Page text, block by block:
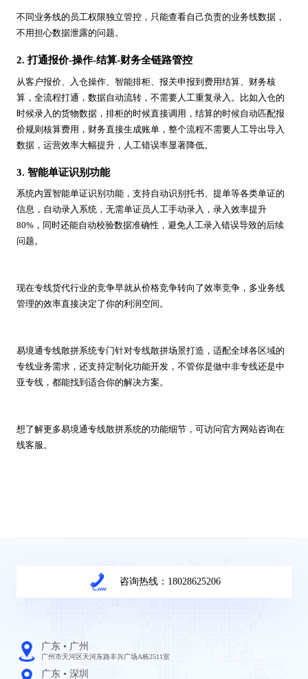
不同业务线的员工权限独立管控，只能查看自己负责的业务线数据，
不用担心数据泄露的问题。
2. 打通报价-操作-结算-财务全链路管控
从客户报价、入仓操作、智能排柜、报关申报到费用结算、财务核
算，全流程打通，数据自动流转，不需要人工重复录入。比如入仓的
时候录入的货物数据，排柜的时候直接调用，结算的时候自动匹配报
价规则核算费用，财务直接生成账单，整个流程不需要人工导出导入
数据，运营效率大幅提升，人工错误率显著降低。
3. 智能单证识别功能
系统内置智能单证识别功能，支持自动识别托书、提单等各类单证的
信息，自动录入系统，无需单证员人工手动录入，录入效率提升
80%，同时还能自动校验数据准确性，避免人工录入错误导致的后续
问题。
现在专线货代行业的竞争早就从价格竞争转向了效率竞争，多业务线
管理的效率直接决定了你的利润空间。
易境通专线散拼系统专门针对专线散拼场景打造，适配全球各区域的
专线业务需求，还支持定制化功能开发，不管你是做中非专线还是中
亚专线，都能找到适合你的解决方案。
想了解更多易境通专线散拼系统的功能细节，可访问官方网站咨询在
线客服。
咨询热线：18028625206
广东 • 广州
广州市天河区天河东路丰兴广场A栋2511室
广东 • 深圳